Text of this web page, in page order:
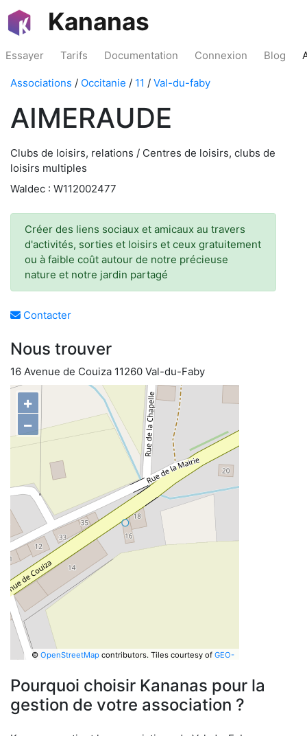
Kananas
Essayer Tarifs Documentation Connexion Blog
Associations / Occitanie / 11 / Val-du-faby
AIMERAUDE
Clubs de loisirs, relations / Centres de loisirs, clubs de
loisirs multiples
Waldec : W112002477
Créer des liens sociaux et amicaux au travers
d'activités, sorties et loisirs et ceux gratuitement
ou à faible coût autour de notre précieuse
nature et notre jardin partagé
Contacter
Nous trouver
16 Avenue de Couiza 11260 Val-du-Faby
+
−
© OpenStreetMapcontributors. Tiles courtesy of GEO-
Pourquoi choisir Kananas pour la
gestion de votre association ?